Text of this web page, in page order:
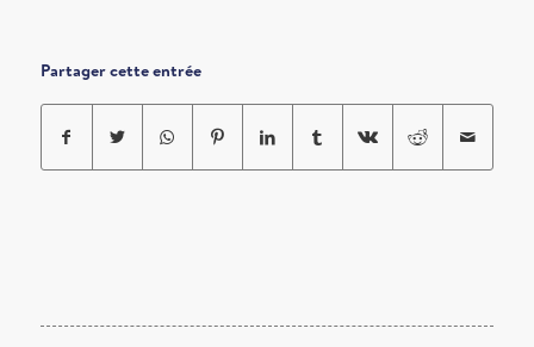
Partager cette entrée